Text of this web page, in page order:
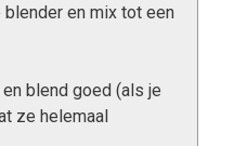
en mix tot een
blend goed (als je
ze helemaal